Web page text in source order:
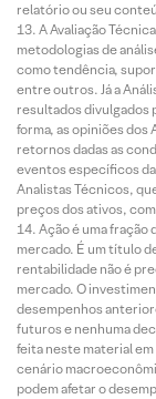
relatório ou seu
A Avaliação
metodologias de
como tendência,
entre outros. Já a
resultados divulgados
forma, as opiniões dos
retornos dadas as
eventos específicos
Analistas Técnicos,
preços dos ativos,
Ação é uma fração
mercado. É um título
rentabilidade não é
mercado. O
desempenhos
futuros e nenhuma
feita neste material
cenário
podem afetar o